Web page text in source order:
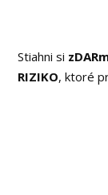
Stiahni si
RIZIKO, ktoré